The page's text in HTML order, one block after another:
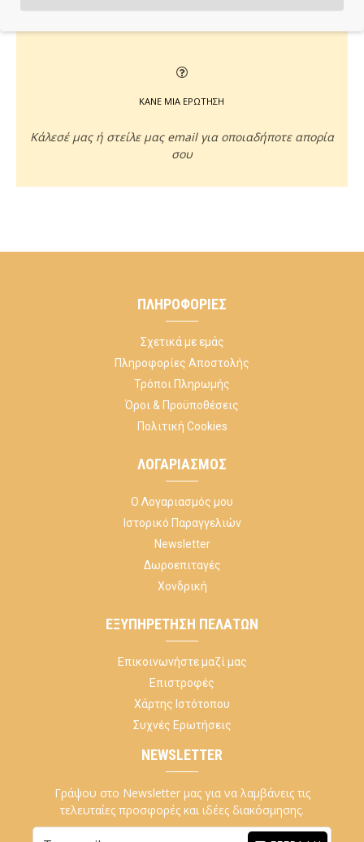
ΚΑΝΕ ΜΙΑ ΕΡΩΤΗΣΗ
Κάλεσέ μας ή στείλε μας email για οποιαδήποτε απορία
σου
ΠΛΗΡΟΦΟΡΊΕΣ
Σχετικά με εμάς
Πληροφορίες Αποστολής
Τρόποι Πληρωμής
Όροι & Προϋποθέσεις
Πολιτική Cookies
ΛΟΓΑΡΙΑΣΜΌΣ
Ο Λογαριασμός μου
Ιστορικό Παραγγελιών
Newsletter
Δωροεπιταγές
Χονδρική
ΕΞΥΠΗΡΈΤΗΣΗ ΠΕΛΑΤΏΝ
Επικοινωνήστε μαζί μας
Επιστροφές
Χάρτης Ιστότοπου
Συχνές Ερωτήσεις
NEWSLETTER
Γράψου στο Newsletter μας για να λαμβάνεις τις
τελευταίες προσφορές και ιδέες διακόσμησης.